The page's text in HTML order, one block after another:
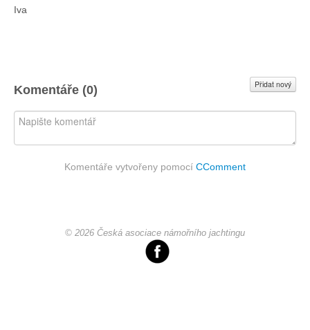
Iva
Komentáře (0) Přidat nový
Komentáře vytvořeny pomocí CComment
© 2026 Česká asociace námořního jachtingu